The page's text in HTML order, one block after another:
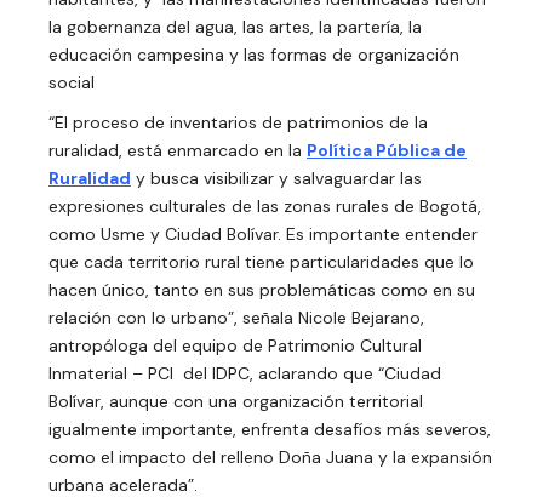
la gobernanza del agua, las artes, la partería, la
educación campesina y las formas de organización
social
“El proceso de inventarios de patrimonios de la
ruralidad, está enmarcado en la Política Pública de
Ruralidad y busca visibilizar y salvaguardar las
expresiones culturales de las zonas rurales de Bogotá,
como Usme y Ciudad Bolívar. Es importante entender
que cada territorio rural tiene particularidades que lo
hacen único, tanto en sus problemáticas como en su
relación con lo urbano”, señala Nicole Bejarano,
antropóloga del equipo de Patrimonio Cultural
Inmaterial – PCI del IDPC, aclarando que “Ciudad
Bolívar, aunque con una organización territorial
igualmente importante, enfrenta desafíos más severos,
como el impacto del relleno Doña Juana y la expansión
urbana acelerada”.